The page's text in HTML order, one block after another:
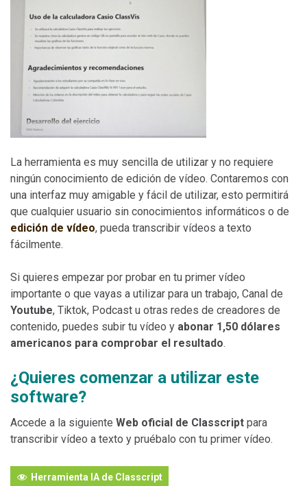
La herramienta es muy sencilla de utilizar y no requiere
ningún conocimiento de edición de vídeo. Contaremos con
una interfaz muy amigable y fácil de utilizar, esto permitirá
que cualquier usuario sin conocimientos informáticos o de
edición de vídeo, pueda transcribir vídeos a texto
fácilmente.
Si quieres empezar por probar en tu primer vídeo
importante o que vayas a utilizar para un trabajo, Canal de
Youtube, Tiktok, Podcast u otras redes de creadores de
contenido, puedes subir tu vídeo y abonar 1,50 dólares
americanos para comprobar el resultado.
¿Quieres comenzar a utilizar este
software?
Accede a la siguiente Web oficial de Classcript para
transcribir vídeo a texto y pruébalo con tu primer vídeo.
Herramienta IA de Classcript